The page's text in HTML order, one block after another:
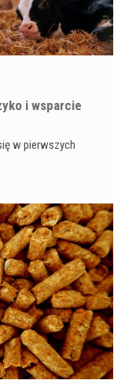
i wsparcie
w pierwszych